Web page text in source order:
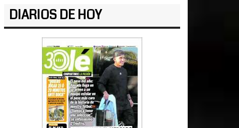
DIARIOS DE HOY